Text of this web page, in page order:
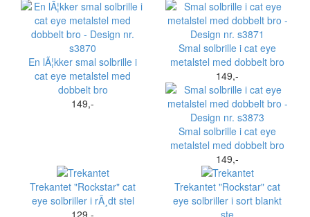
En lÃ¦kker smal solbrille i
cat eye metalstel med
dobbelt bro
149,-
Smal solbrille i cat eye
metalstel med dobbelt bro
149,-
Smal solbrille i cat eye
metalstel med dobbelt bro
149,-
Trekantet "Rockstar" cat
eye solbriller i rÃ¸dt stel
129,-
Trekantet "Rockstar" cat
eye solbriller i sort blankt
ste